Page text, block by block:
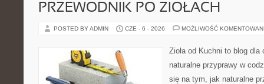
PRZEWODNIK PO ZIOŁACH
POSTED BY ADMIN CZE - 6 - 2026 MOŻLIWOŚĆ
Zioła od Kuchni to blog
naturalne przyprawy w
się na tym, jak naturalne